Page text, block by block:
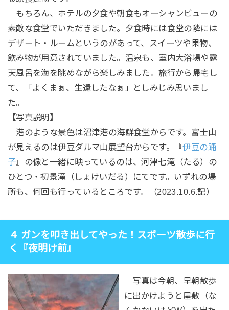
もちろん、ホテルの夕食や朝食もオーシャンビューの
素敵な食堂でいただきました。夕食時には食堂の隣には
デザート・ルームというのがあって、スイーツや果物、
飲み物が用意されていました。温泉も、室内大浴場や露
天風呂を海を眺めながら楽しみました。旅行から帰宅し
て、「よくまぁ、生還したなぁ」としみじみ思いまし
た。
【写真説明】
港のような景色は沼津港の海鮮食堂からです。富士山
が見えるのは伊豆ダルマ山展望台からです。『伊豆の踊
子』の像と一緒に映っているのは、河津七滝（たる）の
ひとつ・初景滝（しょけいだる）にてです。いずれの場
所も、何回も行っているところです。（2023.10.6.記）
４ ガンを叩き出してやった！スポーツ散歩に行
く『夜明け前』
写真は今朝、早朝散歩
に出かけようと屋敷（な